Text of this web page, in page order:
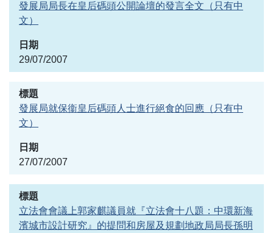
發展局局長在皇后碼頭公開論壇的發言全文（只有中
文）
29/07/2007
發展局就保衞皇后碼頭人士進行絕食的回應（只有中
文）
27/07/2007
立法會會議上郭家麒議員就『立法會十八題：中環新海
濱城市設計研究』的提問和房屋及規劃地政局局長孫明